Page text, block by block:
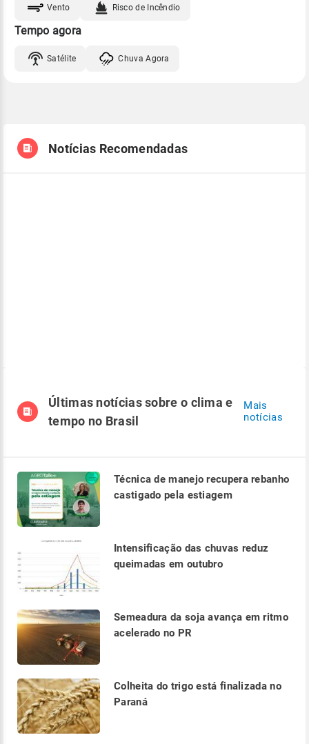
Vento Risco de Incêndio
Tempo agora
Satélite Chuva Agora
Notícias Recomendadas
Últimas notícias sobre o clima e
tempo no Brasil
Mais
notícias
Técnica de manejo recupera rebanho
castigado pela estiagem
Intensificação das chuvas reduz
queimadas em outubro
Semeadura da soja avança em ritmo
acelerado no PR
Colheita do trigo está finalizada no
Paraná